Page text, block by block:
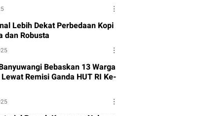
Lebih Dekat Perbedaan Kopi
dan Robusta
Bebaskan 13 Warga
Remisi Ganda HUT RI Ke-